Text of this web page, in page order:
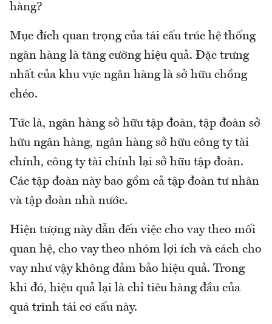
hàng?
Mục đích quan trọng của tái cấu trúc hệ thống
ngân hàng là tăng cường hiệu quả. Đặc trưng
nhất của khu vực ngân hàng là sở hữu chồng
chéo.
Tức là, ngân hàng sở hữu tập đoàn, tập đoàn sở
hữu ngân hàng, ngân hàng sở hữu công ty tài
chính, công ty tài chính lại sở hữu tập đoàn.
Các tập đoàn này bao gồm cả tập đoàn tư nhân
và tập đoàn nhà nước.
Hiện tượng này dẫn đến việc cho vay theo mối
quan hệ, cho vay theo nhóm lợi ích và cách cho
vay như vậy không đảm bảo hiệu quả. Trong
khi đó, hiệu quả lại là chỉ tiêu hàng đầu của
quá trình tái cơ cấu này.